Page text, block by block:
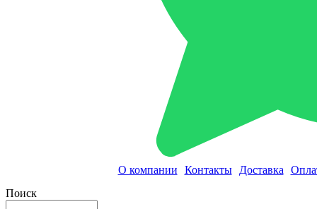
О компании Контакты Доставка
Поиск